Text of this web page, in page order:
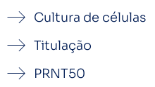
Cultura de células
Titulação
PRNT50